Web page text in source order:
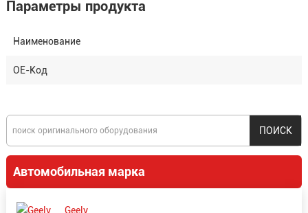
Параметры продукта
Наименование
OE-Код
Автомобильная марка
Geely